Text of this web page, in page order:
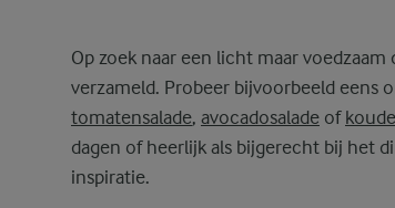
Op zoek naar een licht maar
verzameld. Probeer bijvoorbeeld eens
tomatensalade, avocadosalade of
dagen of heerlijk als bijgerecht bij het
inspiratie.